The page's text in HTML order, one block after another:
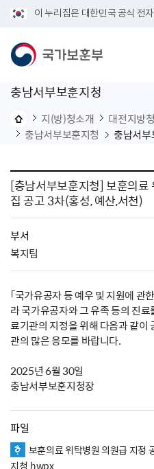
이 누리집은 대한민국 공식 전
충남서부보훈지청
지(방)청소개
대전지방
충남서부보훈지청
충남서부
[충남서부보훈지청] 보훈의료
집 공고 3차(홍성, 예산,서천)
부서
복지팀
「국가유공자 등 예우 및 지원에 관
라 국가유공자와 그 유족 등의 진
료기관의 지정을 위해 다음과 같이
관의 많은 응모를 바랍니다.
2025년 6월 30일
충남서부보훈지청장
파일
보훈의료 위탁병원 의원급 지정
지청.hwpx